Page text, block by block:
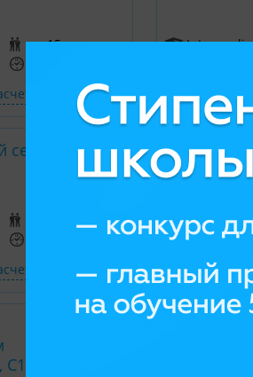
до 15 студентов
стоимости
описание
16+
до 15 студентов
стоимости
9
описание